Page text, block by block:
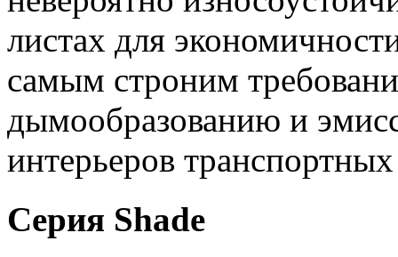
листах для
самым строним
дымообразованию и
интерьеров транспортных
Серия Shade